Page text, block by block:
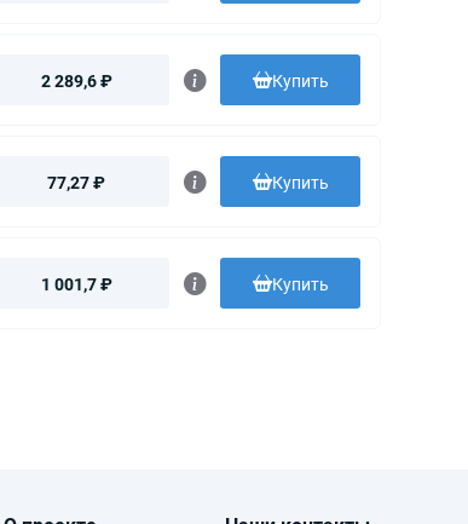
2 289,6 ₽ Купить
77,27 ₽ Купить
1 001,7 ₽ Купить